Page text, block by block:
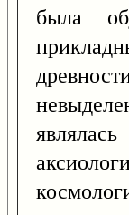
была